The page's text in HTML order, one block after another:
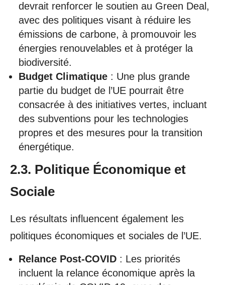
devrait renforcer le soutien au Green Deal,
avec des politiques visant à réduire les
émissions de carbone, à promouvoir les
énergies renouvelables et à protéger la
biodiversité.
Budget Climatique : Une plus grande
partie du budget de l’UE pourrait être
consacrée à des initiatives vertes, incluant
des subventions pour les technologies
propres et des mesures pour la transition
énergétique.
2.3. Politique Économique et
Sociale
Les résultats influencent également les
politiques économiques et sociales de l’UE.
Relance Post-COVID : Les priorités
incluent la relance économique après la